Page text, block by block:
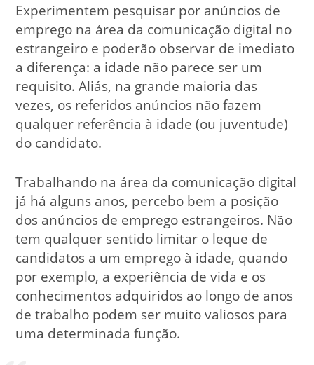
Experimentem pesquisar por anúncios de
emprego na área da comunicação digital no
estrangeiro e poderão observar de imediato
a diferença: a idade não parece ser um
requisito. Aliás, na grande maioria das
vezes, os referidos anúncios não fazem
qualquer referência à idade (ou juventude)
do candidato.
Trabalhando na área da comunicação digital
já há alguns anos, percebo bem a posição
dos anúncios de emprego estrangeiros. Não
tem qualquer sentido limitar o leque de
candidatos a um emprego à idade, quando
por exemplo, a experiência de vida e os
conhecimentos adquiridos ao longo de anos
de trabalho podem ser muito valiosos para
uma determinada função.